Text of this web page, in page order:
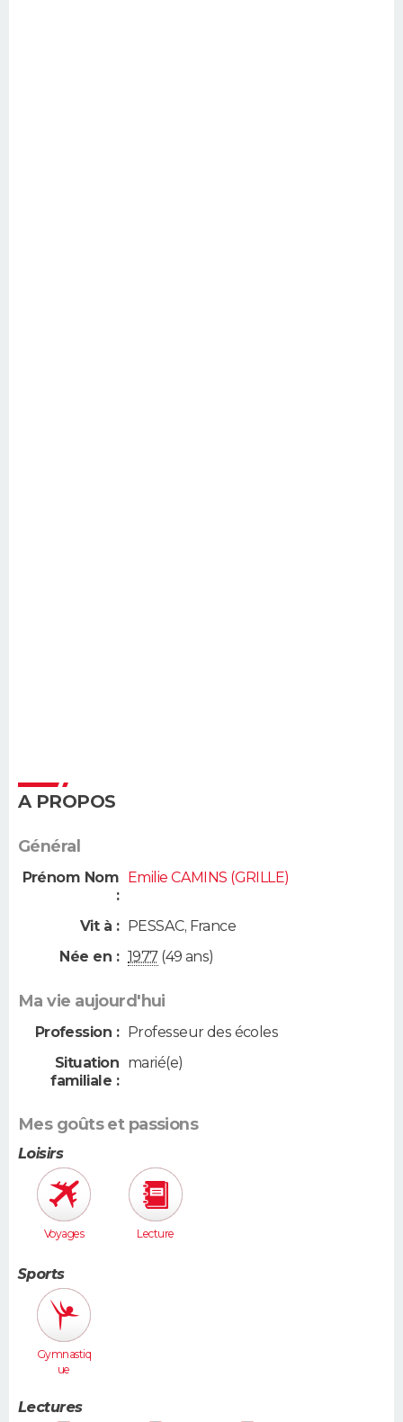
A PROPOS
Général
Prénom Nom
:
Emilie CAMINS (GRILLE)
Vit à : PESSAC, France
Née en : 1977(49 ans)
Ma vie aujourd'hui
Profession : Professeur des écoles
Situation
familiale :
marié(e)
Mes goûts et passions
Loisirs
Voyages Lecture
Sports
Gymnastiq
ue
Lectures